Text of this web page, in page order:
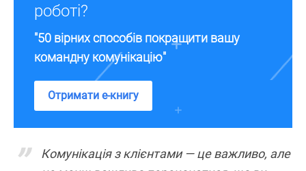
роботі?
"50 вірних способів покращити вашу
командну комунікацію"
Отримати е-книгу
Комунікація з клієнтами — це важливо, але